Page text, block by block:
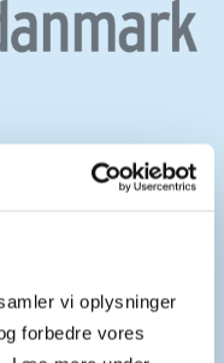
vi oplysninger
forbedre vores
Region Syddanmarks
nedenstående